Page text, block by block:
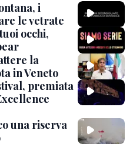
i
le vetrate
occhi,
la
in Veneto
premiata
una riserva